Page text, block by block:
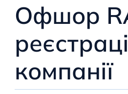
Офшор
компанії